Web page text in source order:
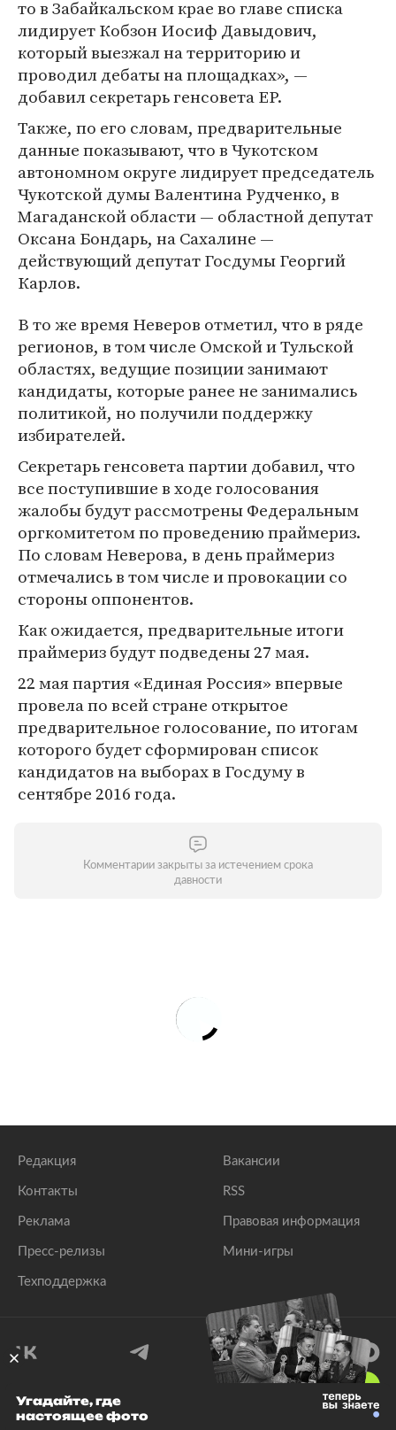
то в Забайкальском крае во главе списка
лидирует Кобзон Иосиф Давыдович,
который выезжал на территорию и
проводил дебаты на площадках», —
добавил секретарь генсовета ЕР.
Также, по его словам, предварительные
данные показывают, что в Чукотском
автономном округе лидирует председатель
Чукотской думы Валентина Рудченко, в
Магаданской области — областной депутат
Оксана Бондарь, на Сахалине —
действующий депутат Госдумы Георгий
Карлов.
В то же время Неверов отметил, что в ряде
регионов, в том числе Омской и Тульской
областях, ведущие позиции занимают
кандидаты, которые ранее не занимались
политикой, но получили поддержку
избирателей.
Секретарь генсовета партии добавил, что
все поступившие в ходе голосования
жалобы будут рассмотрены Федеральным
оргкомитетом по проведению праймериз.
По словам Неверова, в день праймериз
отмечались в том числе и провокации со
стороны оппонентов.
Как ожидается, предварительные итоги
праймериз будут подведены 27 мая.
22 мая партия «Единая Россия» впервые
провела по всей стране открытое
предварительное голосование, по итогам
которого будет сформирован список
кандидатов на выборах в Госдуму в
сентябре 2016 года.
Комментарии закрыты за истечением срока
давности
Редакция
Контакты
Реклама
Пресс-релизы
Техподдержка
Вакансии
RSS
Правовая информация
Мини-игры
© 1999–2026 Все права защищены.
Угадайте, где
настоящее фото